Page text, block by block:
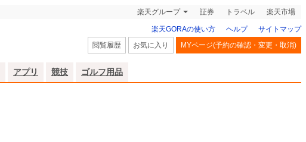
楽天グループ 証券 トラベル 楽天市場
楽天GORAの使い方 ヘルプ
サイトマップ
閲覧履歴
お気に入り MYページ(予約の確認・変更・取消)
アプリ 競技 ゴルフ用品